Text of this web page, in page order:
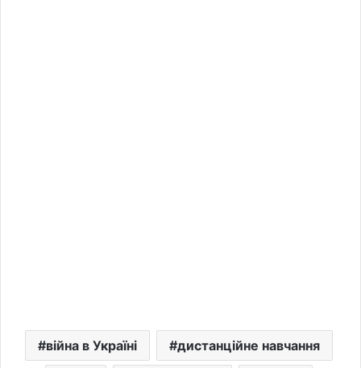
війна в Україні дистанційне навчання